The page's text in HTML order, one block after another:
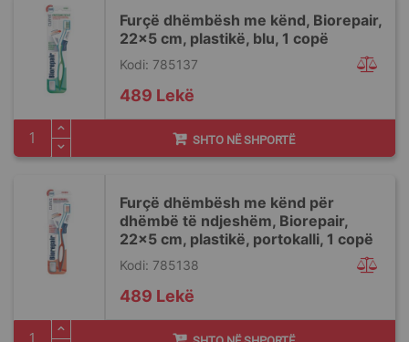
Furçë dhëmbësh me kënd, Biorepair,
22x5 cm, plastikë, blu, 1 copë
Kodi: 785137
489 Lekë
SHTO NË SHPORTË
Furçë dhëmbësh me kënd për
dhëmbë të ndjeshëm, Biorepair,
22x5 cm, plastikë, portokalli, 1 copë
Kodi: 785138
489 Lekë